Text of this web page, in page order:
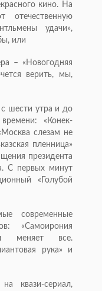
кино. На
отечественную
удачи»,
или
– «Новогодняя
верить, мы,
с шести утра и до
«Конек-
слезам не
пленница»
президента
С первых минут
«Голубой
современные
«Самоирония
меняет все.
рука» и
квази-сериал,